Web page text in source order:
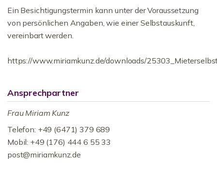
Ein Besichtigungstermin kann unter der Voraussetzung
von persönlichen Angaben, wie einer Selbstauskunft,
vereinbart werden.
https://www.miriamkunz.de/downloads/
Ansprechpartner
Frau Miriam Kunz
Telefon: +49 (6471) 379 689
Mobil: +49 (176) 444 6 55 33
post@miriamkunz.de